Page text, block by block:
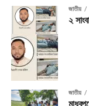
জাতীয়
২
জাতীয়